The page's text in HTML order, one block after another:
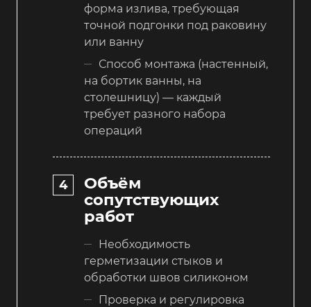
форма излива, требующая
точной подгонки под раковину
или ванну
Способ монтажа (настенный,
на бортик ванны, на
столешницу) — каждый
требует разного набора
операций
Объём
сопутствующих
работ
Необходимость
герметизации стыков и
обработки швов силиконом
Проверка и регулировка